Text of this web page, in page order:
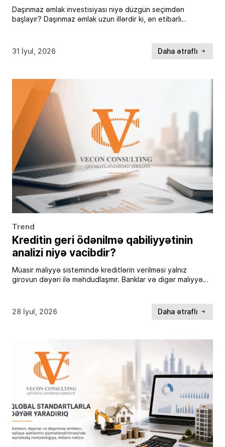
Daşınmaz əmlak investisiyası niyə düzgün seçimdən
başlayır? Daşınmaz əmlak uzun illərdir ki, ən etibarlı
artımı və […]
31 İyul, 2026 Daha ətraflı
Trend
Kreditin geri ödənilmə qabiliyyətinin
analizi niyə vacibdir?
Müasir maliyyə sistemində kreditlərin verilməsi yalnız
girovun dəyəri ilə məhdudlaşmır. Banklar və digər maliyyə
yetirmək imkanını […]
28 İyul, 2026 Daha ətraflı